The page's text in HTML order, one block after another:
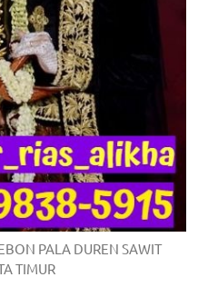
PALA DUREN SAWIT
TIMUR